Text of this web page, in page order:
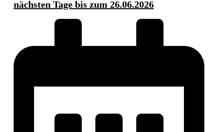
nächsten Tage bis zum 26.06.2026